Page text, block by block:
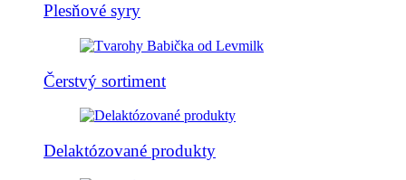
Plesňové syry
Čerstvý sortiment
Delaktózované produkty